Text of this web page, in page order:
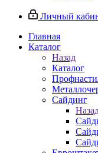
Личный
Главная
Каталог
Назад
Каталог
Сайдинг